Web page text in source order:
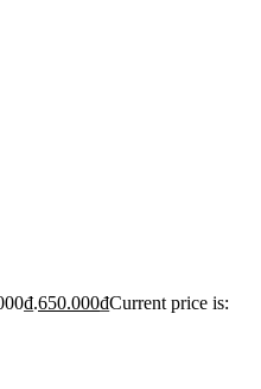
650.000₫Current price is: